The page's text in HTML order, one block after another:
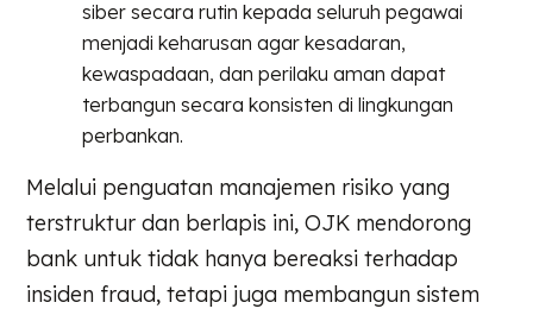
siber secara rutin kepada seluruh pegawai
menjadi keharusan agar kesadaran,
kewaspadaan, dan perilaku aman dapat
terbangun secara konsisten di lingkungan
perbankan.
Melalui penguatan manajemen risiko yang
terstruktur dan berlapis ini, OJK mendorong
bank untuk tidak hanya bereaksi terhadap
insiden fraud, tetapi juga membangun sistem